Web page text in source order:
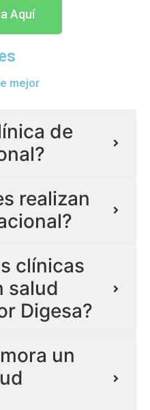
Aquí
mejor
de
realizan
clínicas
salud
Digesa?
un